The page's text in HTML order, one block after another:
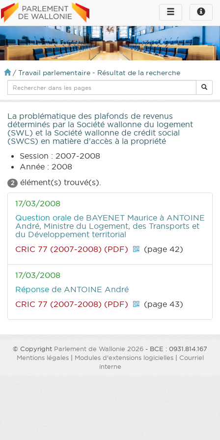
Toggle
infos
Toggle
navigation
/ Travail parlementaire - Résultat de la recherche
La problématique des plafonds de revenus
déterminés par la Société wallonne du logement
(SWL) et la Société wallonne de crédit social
(SWCS) en matière d'accès à la propriété
Session : 2007-2008
Année : 2008
2 élément(s) trouvé(s).
17/03/2008
Question orale de BAYENET Maurice à ANTOINE
André, Ministre du Logement, des Transports et
du Développement territorial
CRIC 77 (2007-2008) (PDF)
(page 42)
17/03/2008
Réponse de ANTOINE André
CRIC 77 (2007-2008) (PDF)
(page 43)
© Copyright Parlement de Wallonie 2026 - BCE : 0931.814.167
Mentions légales| Modules d'extensions logicielles| Courriel
interne